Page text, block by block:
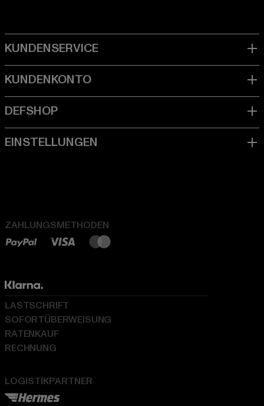
ZAHLUNGSMETHODEN
LOGISTIKPARTNER
LASTSCHRIFT
SOFORTÜBERWEISUNG
RATENKAUF
RECHNUNG